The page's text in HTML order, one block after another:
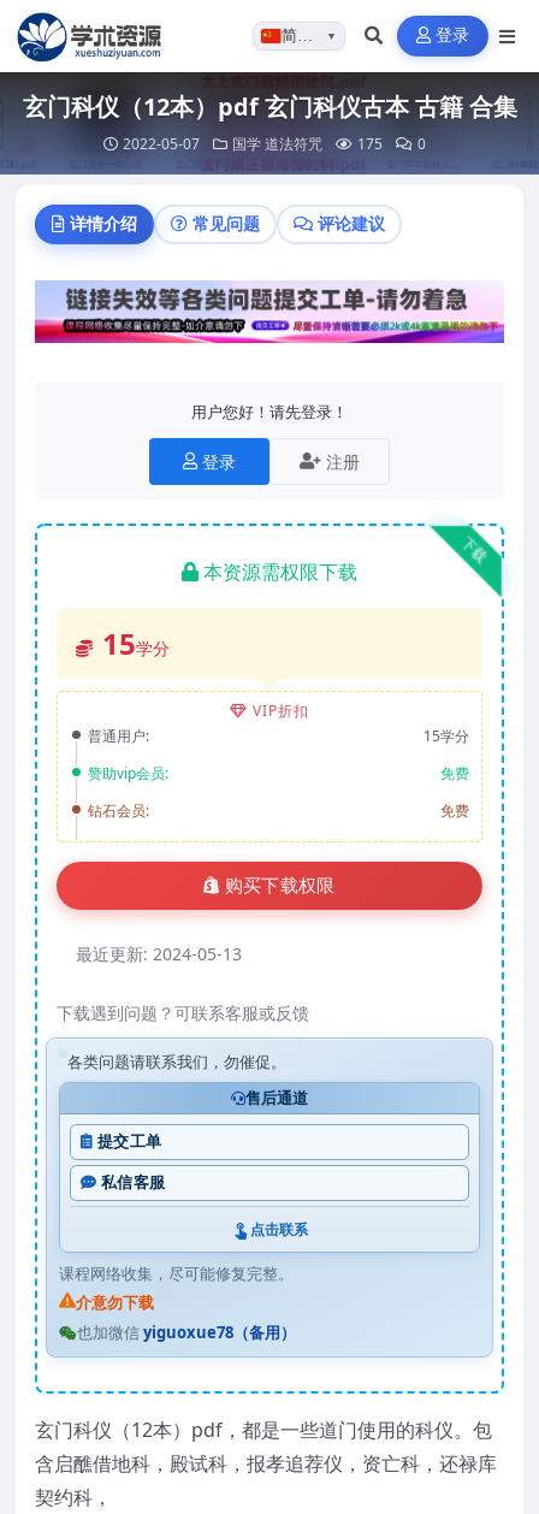
简体…▼ 登录
玄门科仪（12本）pdf 玄门科仪古本 古籍 合集
2022-05-07 国学道法符咒 175 0
详情介绍 常见问题 评论建议
用户您好！请先登录！
登录 注册
下载
本资源需权限下载
15学分
VIP折扣
普通用户:
15学分
赞助vip会员:
免费
钻石会员:
免费
购买下载权限
最近更新: 2024-05-13
下载遇到问题？可联系客服或反馈
各类问题请联系我们，勿催促。
售后通道
提交工单
私信客服
点击联系
课程网络收集，尽可能修复完整。
介意勿下载
也加微信yiguoxue78（备用）
玄门科仪（12本）pdf，都是一些道门使用的科仪。包
含启醮借地科，殿试科，报孝追荐仪，资亡科，还禄库
契约科，